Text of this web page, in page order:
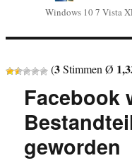
Windows 10 7 Vista
(3Stimmen Ø
Facebook
geworden